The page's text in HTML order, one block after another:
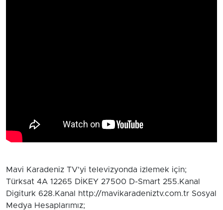
Mavi Karadeniz TV'yi televizyonda izlemek için;
Türksat 4A 12265 DİKEY 27500 D-Smart 255.Kanal
Digiturk 628.Kanal http://mavikaradeniztv.com.tr Sosyal
Medya Hesaplarımız;